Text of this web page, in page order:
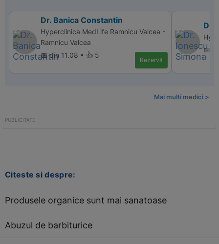
Dr. Banica Constantin
Hyperclinica MedLife Ramnicu Valcea -
Ramnicu Valcea
📅 din 11.08 • 👍 5
Rezervă
Dr.
📅
Mai multi medici >
Citeste si despre:
Produsele organice sunt mai sanatoase
Abuzul de barbiturice